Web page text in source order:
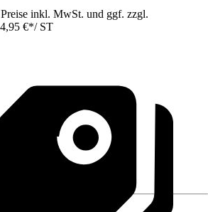
inkl. MwSt. und ggf. zzgl.
€*/ ST